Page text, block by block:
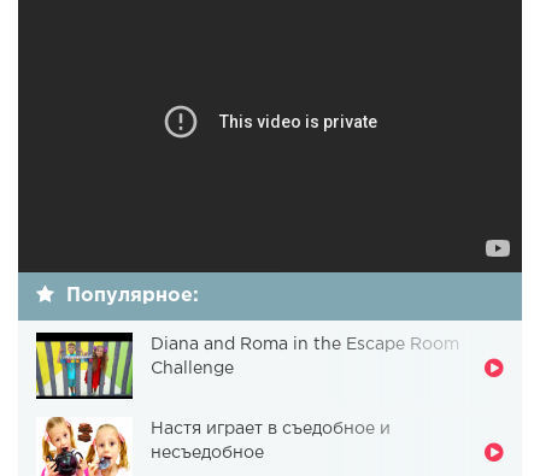
Популярное:
Diana and Roma in the Escape Room
Challenge
Настя играет в съедобное и
несъедобное